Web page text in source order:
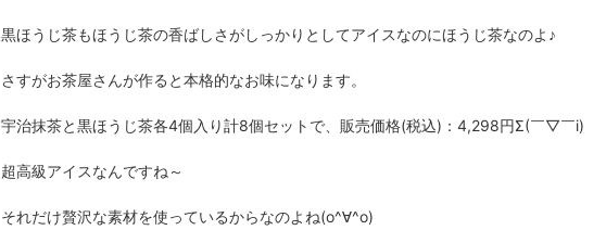
黒ほうじ茶もほうじ茶の香ばしさがしっかりとしてアイスなのにほうじ茶なのよ♪
さすがお茶屋さんが作ると本格的なお味になります。
宇治抹茶と黒ほうじ茶各4個入り計8個セットで、販売価格(税込)：4,298円Σ(￣▽￣i)
超高級アイスなんですね～
それだけ贅沢な素材を使っているからなのよね(o^∀^o)